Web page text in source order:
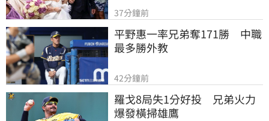
37分鐘前
平野惠一率兄弟奪171勝　中職
最多勝外教
42分鐘前
羅戈8局失1分好投　兄弟火力
爆發橫掃雄鷹